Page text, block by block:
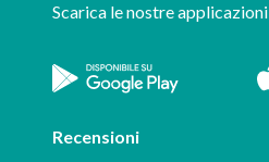
Scarica le nostre applicazioni
Recensioni